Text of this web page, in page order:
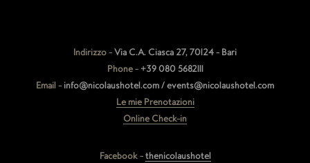
Indirizzo - Via C.A. Ciasca 27, 70124 - Bari
Phone - +39 080 5682111
Email - info@nicolaushotel.com / events@nicolaushotel.com
Le mie Prenotazioni
Online Check-in
Facebook - thenicolaushotel